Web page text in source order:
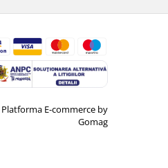
Platforma E-commerce by
Gomag